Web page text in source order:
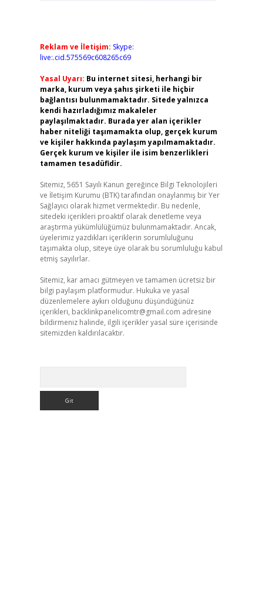
Reklam ve İletişim: Skype:
live:.cid.575569c608265c69
Yasal Uyarı: Bu internet sitesi, herhangi bir
marka, kurum veya şahıs şirketi ile hiçbir
bağlantısı bulunmamaktadır. Sitede yalnızca
kendi hazırladığımız makaleler
paylaşılmaktadır. Burada yer alan içerikler
haber niteliği taşımamakta olup, gerçek kurum
ve kişiler hakkında paylaşım yapılmamaktadır.
Gerçek kurum ve kişiler ile isim benzerlikleri
tamamen tesadüfidir.
Sitemiz, 5651 Sayılı Kanun gereğince Bilgi Teknolojileri
ve İletişim Kurumu (BTK) tarafından onaylanmış bir Yer
Sağlayıcı olarak hizmet vermektedir. Bu nedenle,
sitedeki içerikleri proaktif olarak denetleme veya
araştırma yükümlülüğümüz bulunmamaktadır. Ancak,
üyelerimiz yazdıkları içeriklerin sorumluluğunu
taşımakta olup, siteye üye olarak bu sorumluluğu kabul
etmiş sayılırlar.
Sitemiz, kar amacı gütmeyen ve tamamen ücretsiz bir
bilgi paylaşım platformudur. Hukuka ve yasal
düzenlemelere aykırı olduğunu düşündüğünüz
içerikleri, backlinkpanelicomtr@gmail.com adresine
bildirmeniz halinde, ilgili içerikler yasal süre içerisinde
sitemizden kaldırılacaktır.